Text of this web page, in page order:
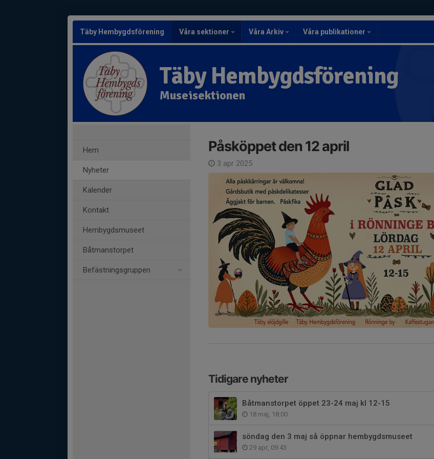
Täby Hembygdsförening Våra sektioner Våra Arkiv Våra publikationer
Täby Hembygdsförening
Museisektionen
Hem
Nyheter
Kalender
Kontakt
Hembygdsmuseet
Båtmanstorpet
Befästningsgruppen
Påsköppet den 12 april
3 apr 2025
Tidigare nyheter
Båtmanstorpet öppet 23-24 maj kl 12-15
18 maj, 18:00
söndag den 3 maj så öppnar hembygdsmuseet
29 apr, 09:43